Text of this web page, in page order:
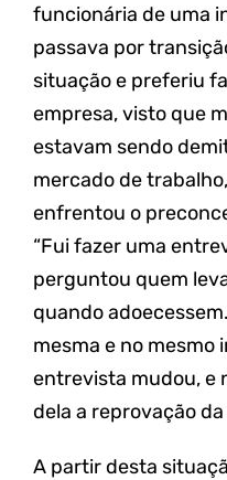
funcionária de uma
passava por
situação e preferiu
empresa, visto que
estavam sendo
mercado de
enfrentou o
“Fui fazer uma
perguntou quem
quando
mesma e no mesmo
entrevista mudou, e
dela a reprovação
A partir desta